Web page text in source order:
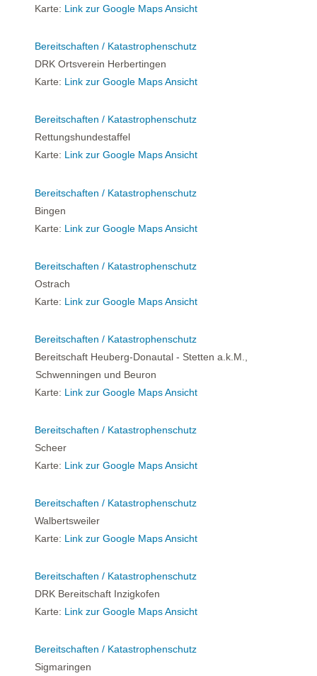
Karte: Link zur Google Maps Ansicht
Bereitschaften / Katastrophenschutz
DRK Ortsverein Herbertingen
Karte: Link zur Google Maps Ansicht
Bereitschaften / Katastrophenschutz
Rettungshundestaffel
Karte: Link zur Google Maps Ansicht
Bereitschaften / Katastrophenschutz
Bingen
Karte: Link zur Google Maps Ansicht
Bereitschaften / Katastrophenschutz
Ostrach
Karte: Link zur Google Maps Ansicht
Bereitschaften / Katastrophenschutz
Bereitschaft Heuberg-Donautal - Stetten a.k.M.,
Schwenningen und Beuron
Karte: Link zur Google Maps Ansicht
Bereitschaften / Katastrophenschutz
Scheer
Karte: Link zur Google Maps Ansicht
Bereitschaften / Katastrophenschutz
Walbertsweiler
Karte: Link zur Google Maps Ansicht
Bereitschaften / Katastrophenschutz
DRK Bereitschaft Inzigkofen
Karte: Link zur Google Maps Ansicht
Bereitschaften / Katastrophenschutz
Sigmaringen